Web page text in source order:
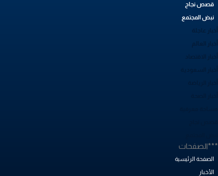
قصص نجاح
نبض المجتمع
عاجلة
العالم
الاقتصاد
الصفحة الرئيسية
الأخبار